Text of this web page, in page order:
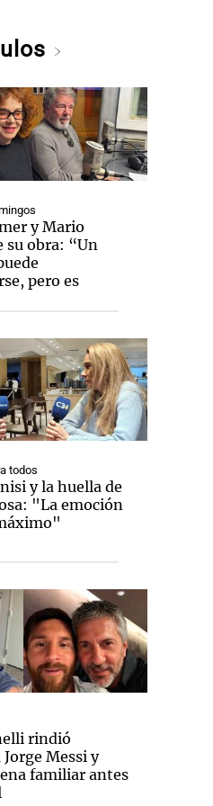
y Mario
su obra: “Un
pero es
todos
y la huella de
"La emoción
rindió
Messi y
familiar antes